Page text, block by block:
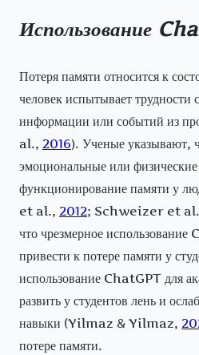
Использование
Потеря памяти относится к
человек испытывает трудности
информации или событий из
al., 2016). Ученые указывают,
эмоциональные или
функционирование памяти у
et al., 2012; Schweizer et
что чрезмерное
привести к потере памяти у
использование ChatGPT для
развить у студентов лень и
навыки (Yilmaz & Yilmaz,
потере памяти.